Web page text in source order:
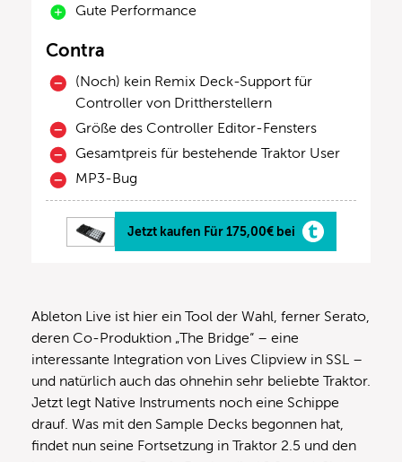
Gute Performance
Contra
(Noch) kein Remix Deck-Support für
Controller von Drittherstellern
Größe des Controller Editor-Fensters
Gesamtpreis für bestehende Traktor User
MP3-Bug
Jetzt kaufen Für 175,00€ bei
Ableton Live ist hier ein Tool der Wahl, ferner Serato,
deren Co-Produktion „The Bridge“ – eine
interessante Integration von Lives Clipview in SSL –
und natürlich auch das ohnehin sehr beliebte Traktor.
Jetzt legt Native Instruments noch eine Schippe
drauf. Was mit den Sample Decks begonnen hat,
findet nun seine Fortsetzung in Traktor 2.5 und den